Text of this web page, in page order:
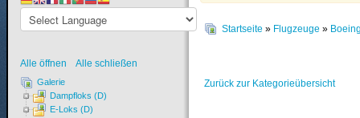
Startseite » Flugzeuge »
Zurück zur Kategorieübersicht
Alle öffnen Alle schließen
Galerie
Dampfloks (D)
E-Loks (D)